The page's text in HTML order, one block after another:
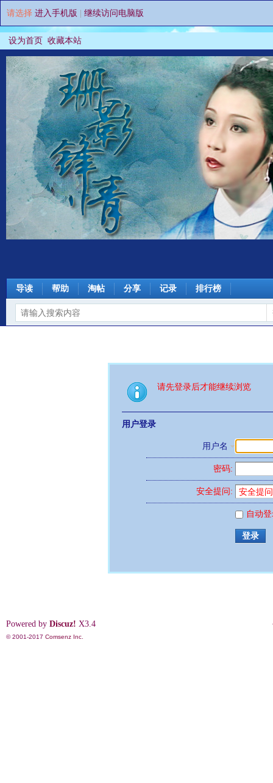
请选择 进入手机版 继续访问电脑版
设为首页 收藏本站
导读 帮助 淘帖 分享 记录 排行榜
请先登录后才能继续浏览
用户登录
用户名
密码:
安全提问:
自动
登录
Powered by Discuz! X3.4
© 2001-2017 Comsenz Inc.